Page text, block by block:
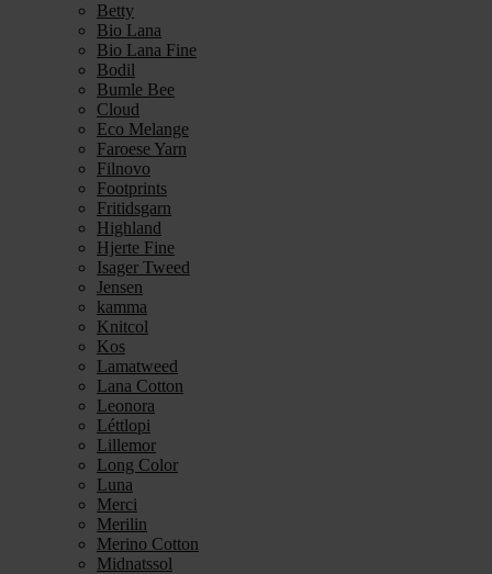
Betty
Bio Lana
Bio Lana Fine
Bodil
Bumle Bee
Cloud
Eco Melange
Faroese Yarn
Filnovo
Footprints
Fritidsgarn
Highland
Hjerte Fine
Isager Tweed
Jensen
kamma
Knitcol
Kos
Lamatweed
Lana Cotton
Leonora
Léttlopi
Lillemor
Long Color
Luna
Merci
Merilin
Merino Cotton
Midnatssol